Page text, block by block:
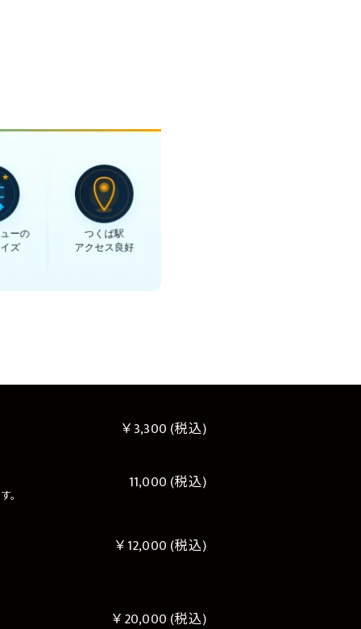
￥3,300 (税込)
。
11,000 (税込)
￥12,000 (税込)
￥20,000 (税込)